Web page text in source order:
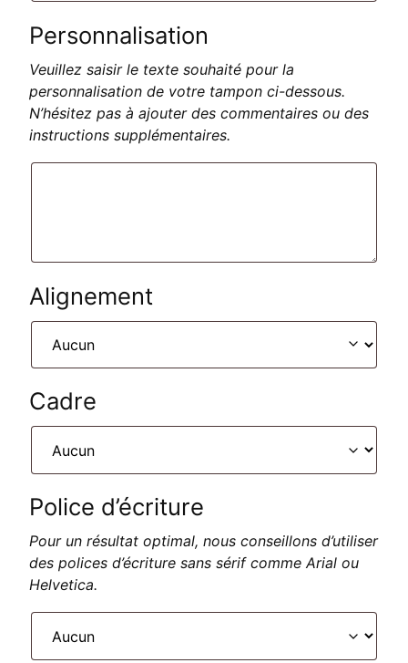
Personnalisation
Veuillez saisir le texte souhaité pour la
personnalisation de votre tampon ci-dessous.
N’hésitez pas à ajouter des commentaires ou des
instructions supplémentaires.
Alignement
Cadre
Police d’écriture
Pour un résultat optimal, nous conseillons d’utiliser
des polices d’écriture sans sérif comme Arial ou
Helvetica.